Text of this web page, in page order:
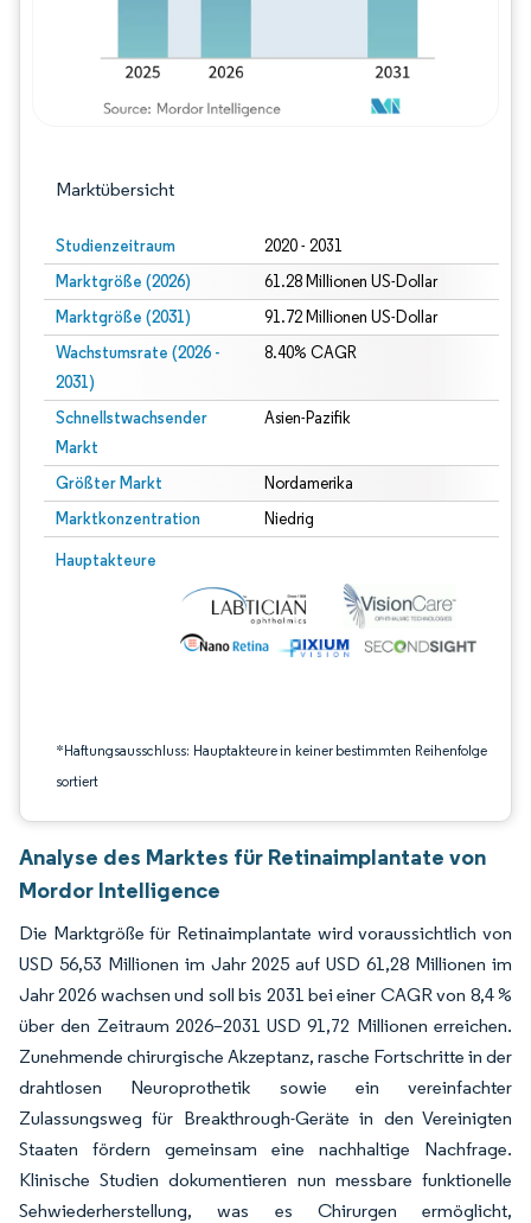
Marktübersicht
Studienzeitraum 2020 - 2031
Marktgröße (2026) 61.28 Millionen US-Dollar
Marktgröße (2031) 91.72 Millionen US-Dollar
Wachstumsrate (2026 -
2031)
8.40% CAGR
Schnellstwachsender
Markt
Asien-Pazifik
Größter Markt Nordamerika
Marktkonzentration Niedrig
Hauptakteure
*Haftungsausschluss: Hauptakteure in keiner bestimmten Reihenfolge
sortiert
Bild © Mordor Intelligence. Wiederverwendung erfordert Namensnennung
Analyse des Marktes für Retinaimplantate von
Mordor Intelligence
Die Marktgröße für Retinaimplantate wird voraussichtlich von
USD 56,53 Millionen im Jahr 2025 auf USD 61,28 Millionen im
Jahr 2026 wachsen und soll bis 2031 bei einer CAGR von 8,4 %
über den Zeitraum 2026–2031 USD 91,72 Millionen erreichen.
Zunehmende chirurgische Akzeptanz, rasche Fortschritte in der
drahtlosen Neuroprothetik sowie ein vereinfachter
Zulassungsweg für Breakthrough-Geräte in den Vereinigten
Staaten fördern gemeinsam eine nachhaltige Nachfrage.
Klinische Studien dokumentieren nun messbare funktionelle
Sehwiederherstellung, was es Chirurgen ermöglicht,